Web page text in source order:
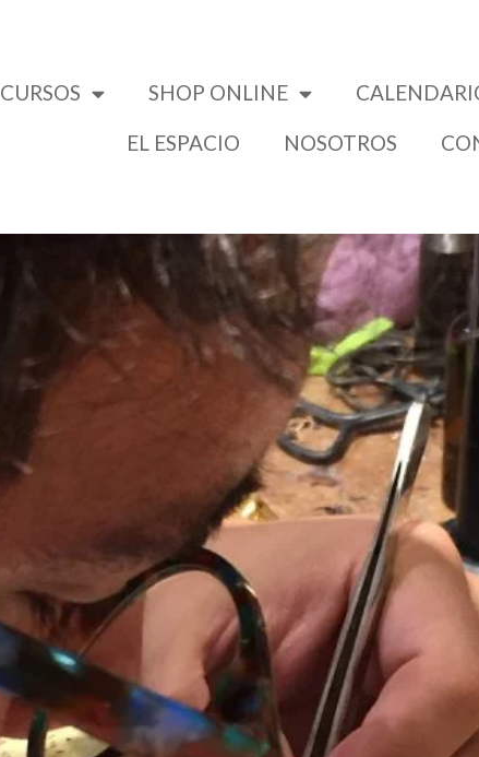
CURSOS SHOP ONLINE
EL ESPACIO
NOSOTROS